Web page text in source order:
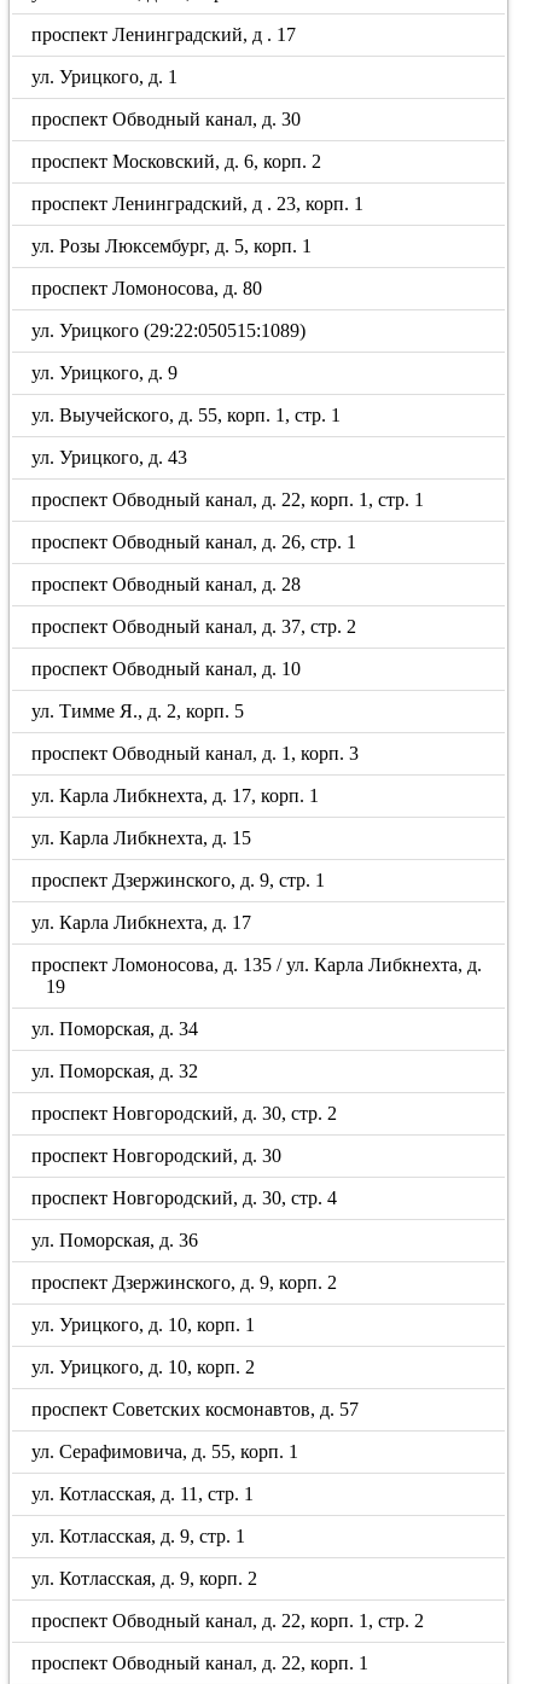
проспект Ленинградский, д . 17
ул. Урицкого, д. 1
проспект Обводный канал, д. 30
проспект Московский, д. 6, корп. 2
проспект Ленинградский, д . 23, корп. 1
ул. Розы Люксембург, д. 5, корп. 1
проспект Ломоносова, д. 80
ул. Урицкого (29:22:050515:1089)
ул. Урицкого, д. 9
ул. Выучейского, д. 55, корп. 1, стр. 1
ул. Урицкого, д. 43
проспект Обводный канал, д. 22, корп. 1, стр. 1
проспект Обводный канал, д. 26, стр. 1
проспект Обводный канал, д. 28
проспект Обводный канал, д. 37, стр. 2
проспект Обводный канал, д. 10
ул. Тимме Я., д. 2, корп. 5
проспект Обводный канал, д. 1, корп. 3
ул. Карла Либкнехта, д. 17, корп. 1
ул. Карла Либкнехта, д. 15
проспект Дзержинского, д. 9, стр. 1
ул. Карла Либкнехта, д. 17
проспект Ломоносова, д. 135 / ул. Карла Либкнехта, д.
19
ул. Поморская, д. 34
ул. Поморская, д. 32
проспект Новгородский, д. 30, стр. 2
проспект Новгородский, д. 30
проспект Новгородский, д. 30, стр. 4
ул. Поморская, д. 36
проспект Дзержинского, д. 9, корп. 2
ул. Урицкого, д. 10, корп. 1
ул. Урицкого, д. 10, корп. 2
проспект Советских космонавтов, д. 57
ул. Серафимовича, д. 55, корп. 1
ул. Котласская, д. 11, стр. 1
ул. Котласская, д. 9, стр. 1
ул. Котласская, д. 9, корп. 2
проспект Обводный канал, д. 22, корп. 1, стр. 2
проспект Обводный канал, д. 22, корп. 1